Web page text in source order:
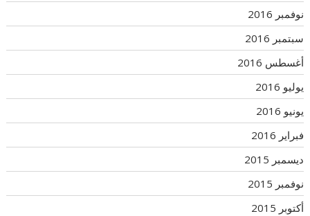
نوفمبر 2016
سبتمبر 2016
أغسطس 2016
يوليو 2016
يونيو 2016
فبراير 2016
ديسمبر 2015
نوفمبر 2015
أكتوبر 2015